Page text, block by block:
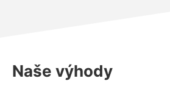
Naše výhody